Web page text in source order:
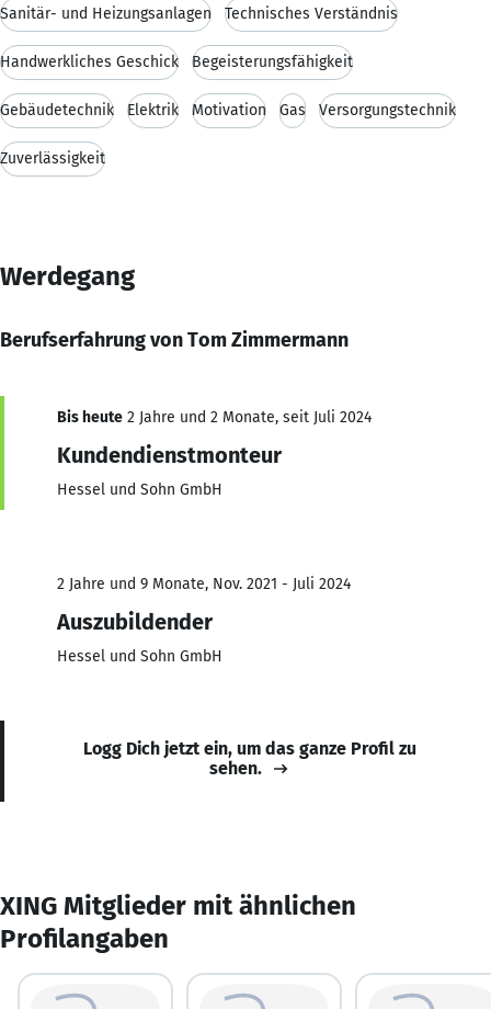
Sanitär- und Heizungsanlagen Technisches Verständnis
Handwerkliches Geschick Begeisterungsfähigkeit
Gebäudetechnik Elektrik Motivation Gas Versorgungstechnik
Zuverlässigkeit
Werdegang
Berufserfahrung von Tom Zimmermann
Bis heute 2 Jahre und 2 Monate, seit Juli 2024
Kundendienstmonteur
Hessel und Sohn GmbH
2 Jahre und 9 Monate, Nov. 2021 - Juli 2024
Auszubildender
Hessel und Sohn GmbH
Logg Dich jetzt ein, um das ganze Profil zu
sehen.
XING Mitglieder mit ähnlichen
Profilangaben